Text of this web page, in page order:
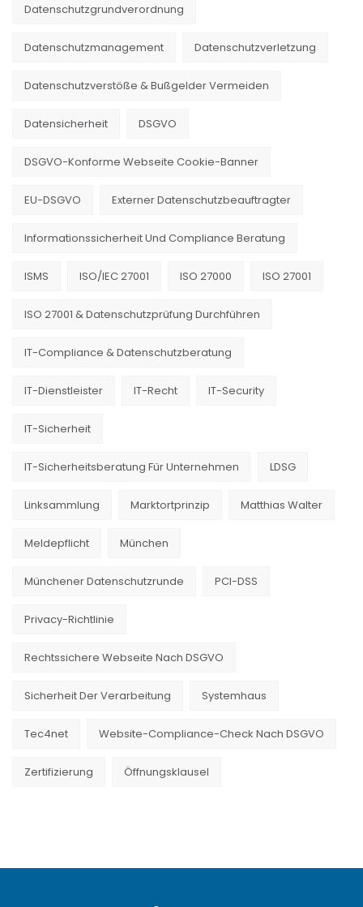
Datenschutzgrundverordnung
Datenschutzmanagement Datenschutzverletzung
Datenschutzverstöße & Bußgelder Vermeiden
Datensicherheit DSGVO
DSGVO-Konforme Webseite Cookie-Banner
EU-DSGVO Externer Datenschutzbeauftragter
Informationssicherheit Und Compliance Beratung
ISMS ISO/IEC 27001 ISO 27000 ISO 27001
ISO 27001 & Datenschutzprüfung Durchführen
IT-Compliance & Datenschutzberatung
IT-Dienstleister IT-Recht IT-Security
IT-Sicherheit
IT-Sicherheitsberatung Für Unternehmen LDSG
Linksammlung Marktortprinzip Matthias Walter
Meldepflicht München
Münchener Datenschutzrunde PCI-DSS
Privacy-Richtlinie
Rechtssichere Webseite Nach DSGVO
Sicherheit Der Verarbeitung Systemhaus
Tec4net Website-Compliance-Check Nach DSGVO
Zertifizierung Öffnungsklausel